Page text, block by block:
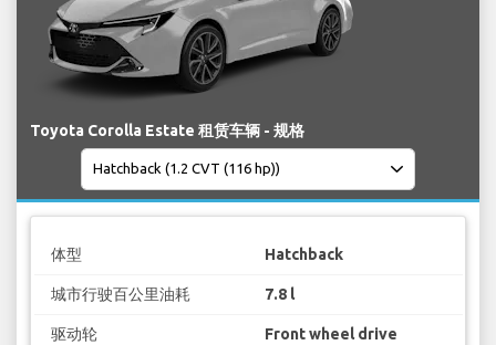
Toyota Corolla Estate 租赁车辆 - 规格
体型 Hatchback
城市行驶百公里油耗 7.8 l
驱动轮 Front wheel drive